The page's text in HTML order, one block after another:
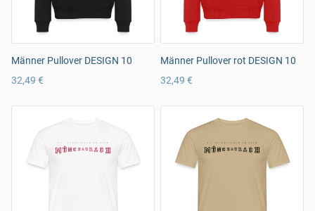
Männer Pullover DESIGN 10
32,49 €
Männer Pullover rot DESIGN 10
32,49 €